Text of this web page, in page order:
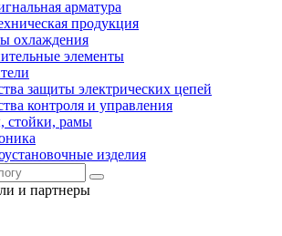
арматура
продукция
охлаждения
элементы
защиты электрических цепей
контроля и управления
рамы
изделия
и партнеры